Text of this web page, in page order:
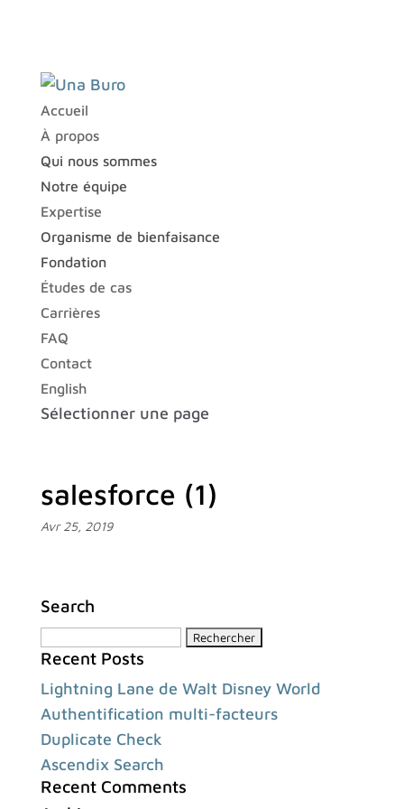
Accueil
À propos
Qui nous sommes
Notre équipe
Expertise
Organisme de bienfaisance
Fondation
Études de cas
Carrières
FAQ
Contact
English
Sélectionner une page
salesforce (1)
Avr 25, 2019
Search
Recent Posts
Lightning Lane de Walt Disney World
Authentification multi-facteurs
Duplicate Check
Ascendix Search
Recent Comments